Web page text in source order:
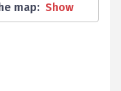
map: Show